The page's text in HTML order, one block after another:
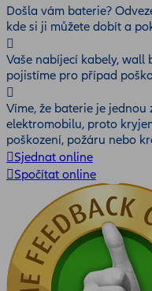
Došla vám baterie?
kde si ji můžete dobít a
Vaše nabíjecí kabely,
pojistíme pro případ
Víme, že baterie je
elektromobilu, proto
poškození, požáru nebo
Sjednat online
Spočítat online